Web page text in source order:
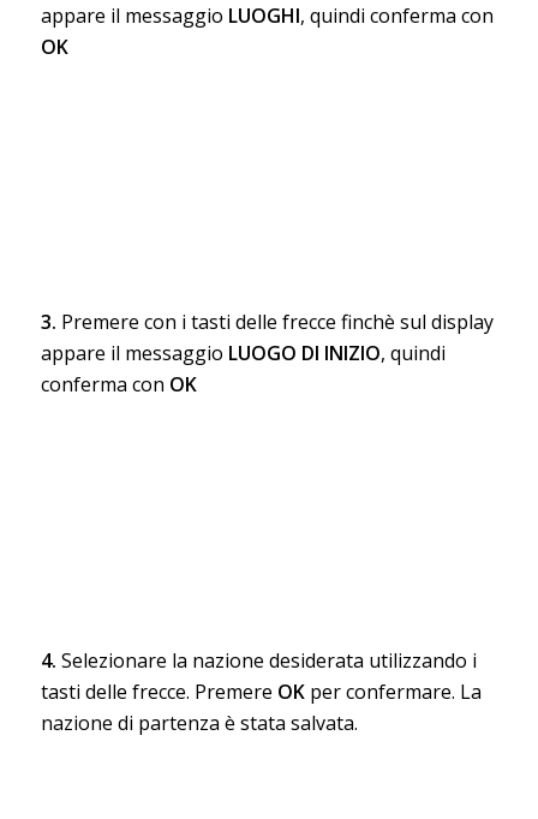
appare il messaggio LUOGHI, quindi conferma con
OK
3. Premere con i tasti delle frecce finchè sul display
appare il messaggio LUOGO DI INIZIO, quindi
conferma con OK
4. Selezionare la nazione desiderata utilizzando i
tasti delle frecce. Premere OKper confermare. La
nazione di partenza è stata salvata.